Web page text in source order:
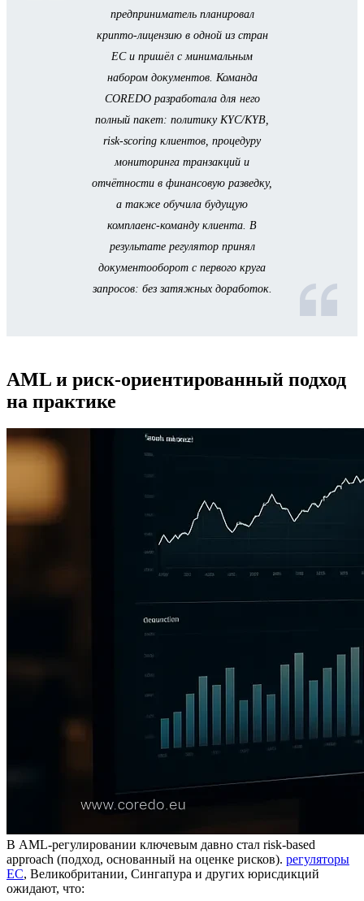
предприниматель планировал
крипто‑лицензию в одной из стран
ЕС и пришёл с минимальным
набором документов. Команда
COREDO разработала для него
полный пакет: политику KYC/KYB,
risk‑scoring клиентов, процедуру
мониторинга транзакций и
отчётности в финансовую разведку,
а также обучила будущую
комплаенс‑команду клиента. В
результате регулятор принял
документооборот с первого круга
запросов: без затяжных доработок.
AML и риск-ориентированный подход
на практике
В AML‑регулировании ключевым давно стал risk-based
approach (подход, основанный на оценке рисков). регуляторы
ЕС, Великобритании, Сингапура и других юрисдикций
ожидают, что: